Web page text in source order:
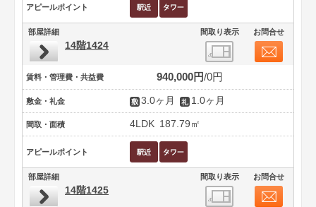
アピールポイント
部屋詳細 間取り表示 お問合せ
14階1424
賃料・管理費・共益費 940,000円 0円
敷金・礼金 3.0ヶ月 1.0ヶ月
間取・面積 4LDK 187.79㎡
アピールポイント
部屋詳細 間取り表示 お問合せ
14階1425